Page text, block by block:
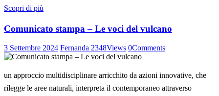
Scopri di più
Comunicato stampa – Le voci del vulcano
3 Settembre 2024 Fernanda 2348Views 0Comments
un approccio multidisciplinare arricchito da azioni innovative, che
rilegge le aree naturali, interpreta il contemporaneo attraverso